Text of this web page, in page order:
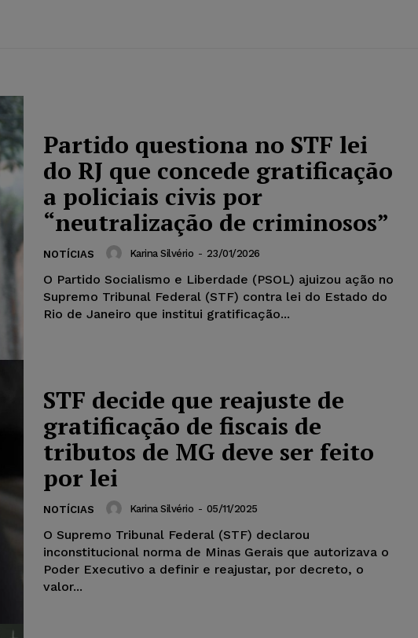
Partido questiona no STF lei
do RJ que concede gratificação
a policiais civis por
“neutralização de criminosos”
NOTÍCIAS Karina Silvério - 23/01/2026
O Partido Socialismo e Liberdade (PSOL) ajuizou ação no
Supremo Tribunal Federal (STF) contra lei do Estado do
Rio de Janeiro que institui gratificação...
STF decide que reajuste de
gratificação de fiscais de
tributos de MG deve ser feito
por lei
NOTÍCIAS Karina Silvério - 05/11/2025
O Supremo Tribunal Federal (STF) declarou
inconstitucional norma de Minas Gerais que autorizava o
Poder Executivo a definir e reajustar, por decreto, o
valor...